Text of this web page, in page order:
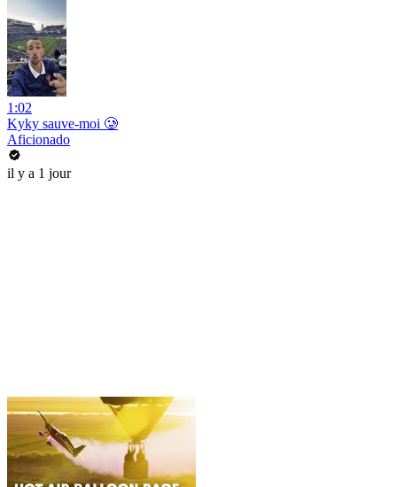
1:02
Kyky sauve-moi 🥲
Aficionado
il y a 1 jour